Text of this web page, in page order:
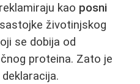
kao posni
životinjskog
se dobija od
proteina. Zato je